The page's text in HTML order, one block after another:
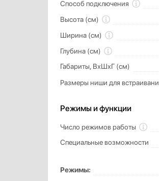
Способ подключения
Высота (см)
Ширина (см)
Глубина (см)
Габариты, ВхШхГ (см)
Размеры ниши для
Режимы и функции
Число режимов работы
Специальные возможности
Режимы: